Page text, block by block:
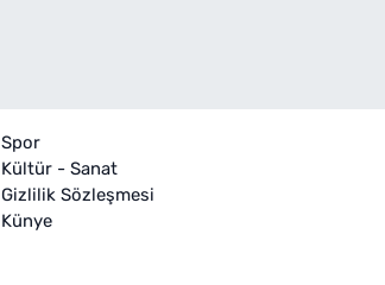
Spor
Kültür - Sanat
Gizlilik Sözleşmesi
Künye